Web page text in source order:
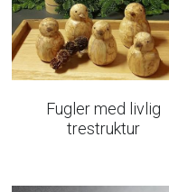
Fugler med livlig
trestruktur